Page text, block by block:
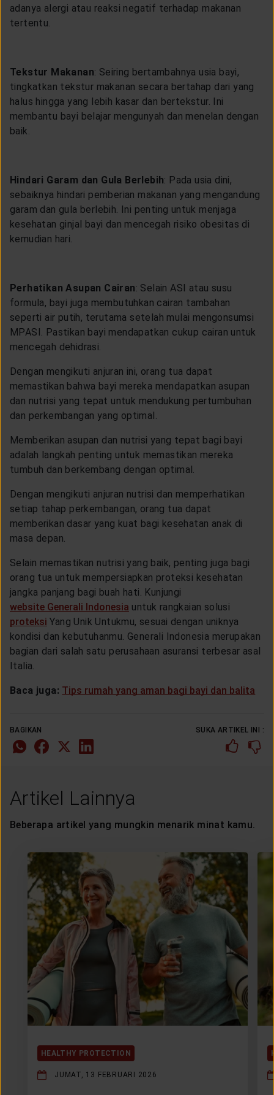
adanya alergi atau reaksi negatif terhadap makanan
tertentu.
Tekstur Makanan: Seiring bertambahnya usia bayi,
tingkatkan tekstur makanan secara bertahap dari yang
halus hingga yang lebih kasar dan bertekstur. Ini
membantu bayi belajar mengunyah dan menelan dengan
baik.
Hindari Garam dan Gula Berlebih: Pada usia dini,
sebaiknya hindari pemberian makanan yang mengandung
garam dan gula berlebih. Ini penting untuk menjaga
kesehatan ginjal bayi dan mencegah risiko obesitas di
kemudian hari.
Perhatikan Asupan Cairan: Selain ASI atau susu
formula, bayi juga membutuhkan cairan tambahan
seperti air putih, terutama setelah mulai mengonsumsi
MPASI. Pastikan bayi mendapatkan cukup cairan untuk
mencegah dehidrasi.
Dengan mengikuti anjuran ini, orang tua dapat
memastikan bahwa bayi mereka mendapatkan asupan
dan nutrisi yang tepat untuk mendukung pertumbuhan
dan perkembangan yang optimal.
Memberikan asupan dan nutrisi yang tepat bagi bayi
adalah langkah penting untuk memastikan mereka
tumbuh dan berkembang dengan optimal.
Dengan mengikuti anjuran nutrisi dan memperhatikan
setiap tahap perkembangan, orang tua dapat
memberikan dasar yang kuat bagi kesehatan anak di
masa depan.
Selain memastikan nutrisi yang baik, penting juga bagi
orang tua untuk mempersiapkan proteksi kesehatan
jangka panjang bagi buah hati. Kunjungi
website Generali Indonesia untuk rangkaian solusi
proteksi Yang Unik Untukmu, sesuai dengan uniknya
kondisi dan kebutuhanmu. Generali Indonesia merupakan
bagian dari salah satu perusahaan asuransi terbesar asal
Italia.
Baca juga: Tips rumah yang aman bagi bayi dan balita
BAGIKAN SUKA ARTIKEL INI :
Artikel Lainnya
Beberapa artikel yang mungkin menarik minat kamu.
HEALTHY PROTECTION
JUMAT, 13 FEBRUARI 2026